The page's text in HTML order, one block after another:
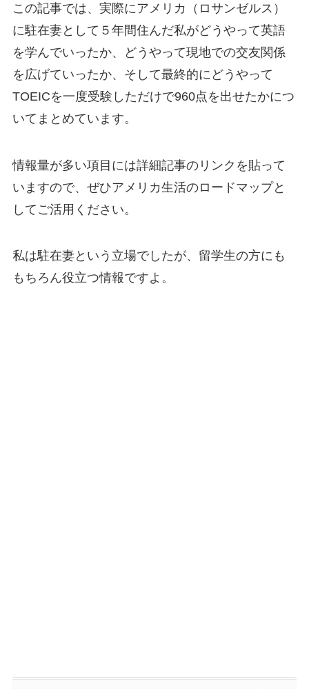
この記事では、実際にアメリカ（ロサンゼルス）
に駐在妻として５年間住んだ私がどうやって英語
を学んでいったか、どうやって現地での交友関係
を広げていったか、そして最終的にどうやって
TOEICを一度受験しただけで960点を出せたかにつ
いてまとめています。
情報量が多い項目には詳細記事のリンクを貼って
いますので、ぜひアメリカ生活のロードマップと
してご活用ください。
私は駐在妻という立場でしたが、留学生の方にも
もちろん役立つ情報ですよ。